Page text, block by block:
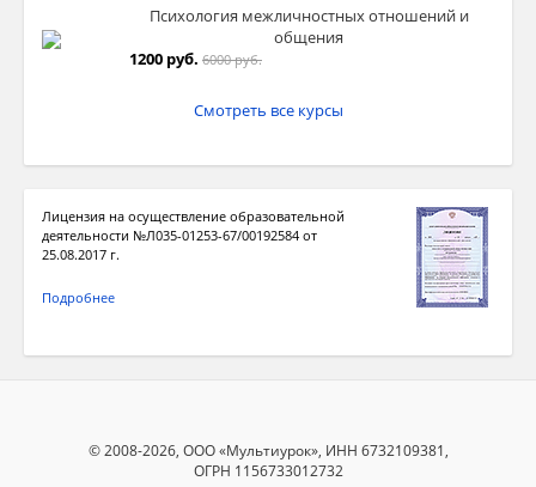
Психология межличностных отношений и
общения
1200 руб. 6000 руб.
Смотреть все курсы
Лицензия на осуществление образовательной
деятельности №Л035-01253-67/00192584 от
25.08.2017 г.
Подробнее
© 2008-2026, ООО «Мультиурок», ИНН 6732109381,
ОГРН 1156733012732